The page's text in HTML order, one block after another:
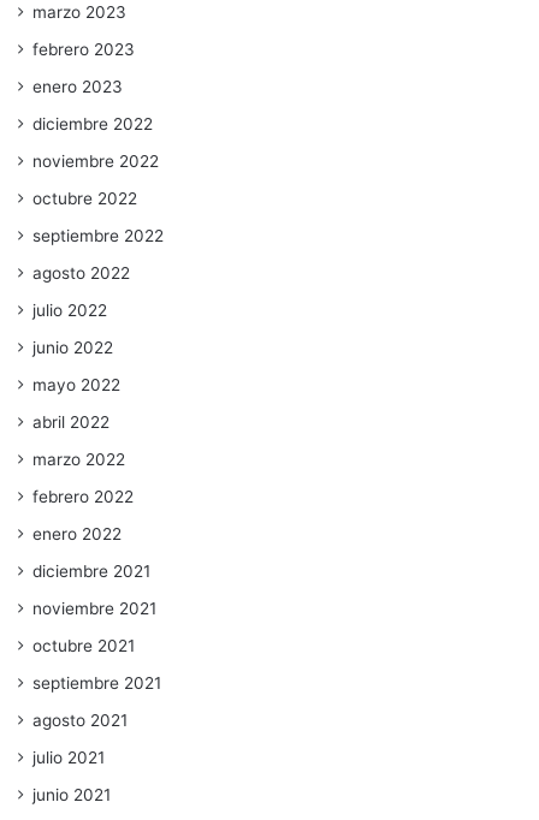
marzo 2023
febrero 2023
enero 2023
diciembre 2022
noviembre 2022
octubre 2022
septiembre 2022
agosto 2022
julio 2022
junio 2022
mayo 2022
abril 2022
marzo 2022
febrero 2022
enero 2022
diciembre 2021
noviembre 2021
octubre 2021
septiembre 2021
agosto 2021
julio 2021
junio 2021